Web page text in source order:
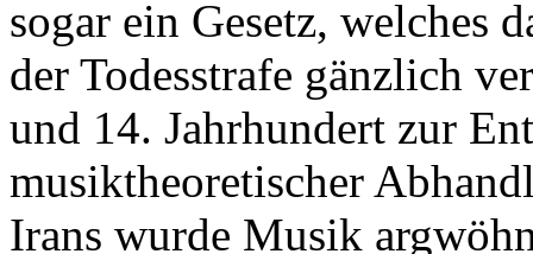
sogar ein Gesetz, welches
der Todesstrafe gänzlich
und 14. Jahrhundert zur
musiktheoretischer
Irans wurde Musik